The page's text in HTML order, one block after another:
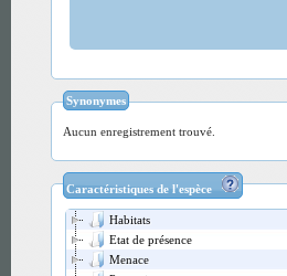
Synonymes
Aucun enregistrement trouvé.
Caractéristiques de l'espèce
Habitats
Etat de présence
Menace